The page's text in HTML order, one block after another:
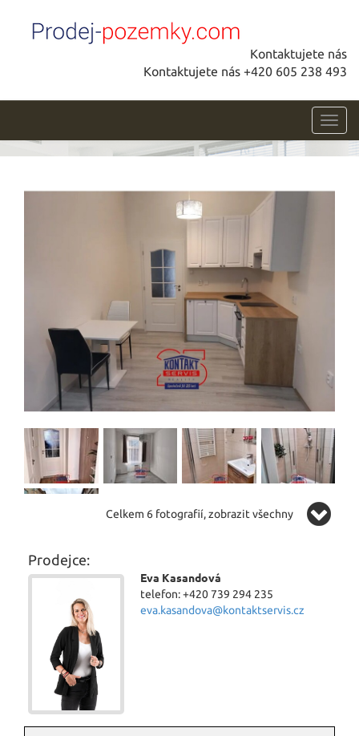
Kontaktujete nás
Kontaktujete nás +420 605 238 493
Celkem 6 fotografií, zobrazit všechny
Prodejce:
Eva Kasandová
telefon: +420 739 294 235
eva.kasandova@kontaktservis.cz